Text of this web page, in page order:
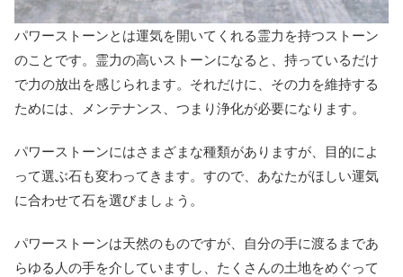
パワーストーンとは運気を開いてくれる霊力を持つストーン
のことです。霊力の高いストーンになると、持っているだけ
で力の放出を感じられます。それだけに、その力を維持する
ためには、メンテナンス、つまり浄化が必要になります。
パワーストーンにはさまざまな種類がありますが、目的によ
って選ぶ石も変わってきます。すので、あなたがほしい運気
に合わせて石を選びましょう。
パワーストーンは天然のものですが、自分の手に渡るまであ
らゆる人の手を介していますし、たくさんの土地をめぐって